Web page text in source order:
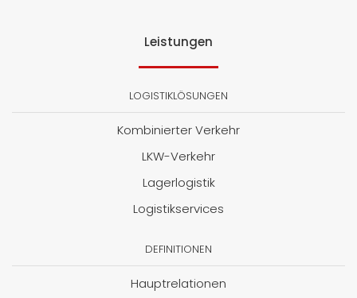
Leistungen
LOGISTIKLÖSUNGEN
Kombinierter Verkehr
LKW-Verkehr
Lagerlogistik
Logistikservices
DEFINITIONEN
Hauptrelationen